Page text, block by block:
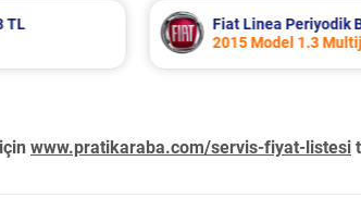
TL
Renault Clio
2023 Model 1.0
www.pratikaraba.com/servis-fiyat-listesi